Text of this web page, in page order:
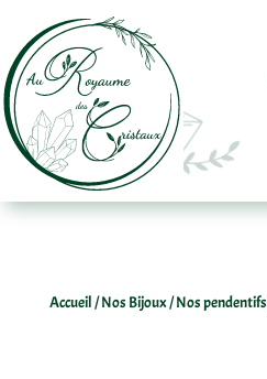
Accueil/Nos Bijoux/Nos pendentifs